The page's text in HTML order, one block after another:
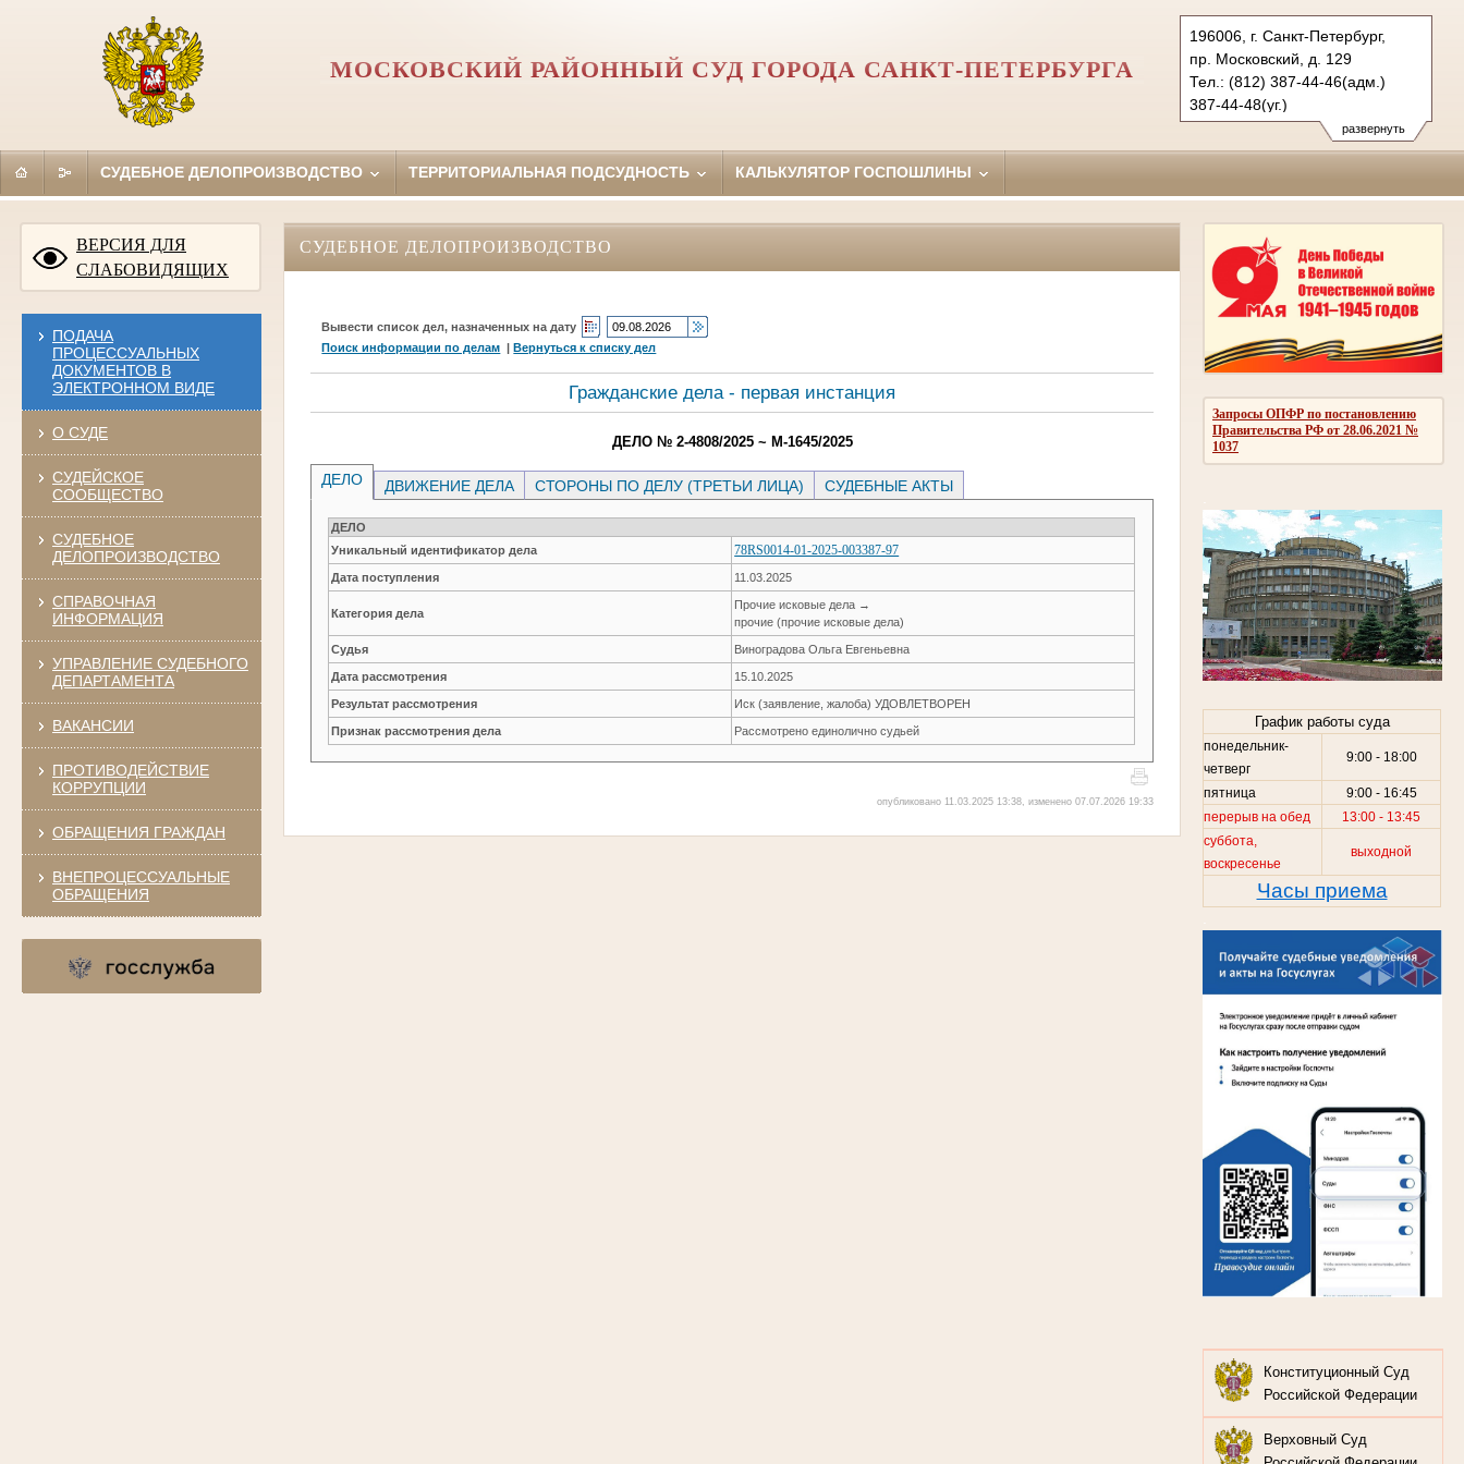
развернуть
196006, г. Санкт-Петербург,
пр. Московский, д. 129
Тел.: (812) 387-44-46(адм.)
387-44-48(уг.)
388-70-39(гр)
msk.spb@sudrf.ru
МОСКОВСКИЙ РАЙОННЫЙ СУД ГОРОДА САНКТ-ПЕТЕРБУРГА
СУДЕБНОЕ ДЕЛОПРОИЗВОДСТВО ТЕРРИТОРИАЛЬНАЯ ПОДСУДНОСТЬ КАЛЬКУЛЯТОР ГОСПОШЛИНЫ
ВЕРСИЯ ДЛЯ
СЛАБОВИДЯЩИХ
ПОДАЧА
ПРОЦЕССУАЛЬНЫХ
ДОКУМЕНТОВ В
ЭЛЕКТРОННОМ ВИДЕ
О СУДЕ
СУДЕЙСКОЕ
СООБЩЕСТВО
СУДЕБНОЕ
ДЕЛОПРОИЗВОДСТВО
СПРАВОЧНАЯ
ИНФОРМАЦИЯ
УПРАВЛЕНИЕ СУДЕБНОГО
ДЕПАРТАМЕНТА
ВАКАНСИИ
ПРОТИВОДЕЙСТВИЕ
КОРРУПЦИИ
ОБРАЩЕНИЯ ГРАЖДАН
ВНЕПРОЦЕССУАЛЬНЫЕ
ОБРАЩЕНИЯ
Запросы ОПФР по постановлению
Правительства РФ от 28.06.2021 №
1037
График работы суда
понедельник-
четверг
9:00 - 18:00
пятница
9:00 - 16:45
перерыв на обед
13:00 - 13:45
суббота,
воскресенье
выходной
Часы приема
Конституционный Суд
Российской Федерации
Верховный Суд
СУДЕБНОЕ ДЕЛОПРОИЗВОДСТВО
Вывести список дел, назначенных на дату
Поиск информации по делам |Вернуться к списку дел
Гражданские дела - первая инстанция
ДЕЛО № 2-4808/2025 ~ М-1645/2025
ДЕЛО ДВИЖЕНИЕ ДЕЛА СТОРОНЫ ПО ДЕЛУ (ТРЕТЬИ ЛИЦА) СУДЕБНЫЕ АКТЫ
ДЕЛО
Уникальный идентификатор дела
78RS0014-01-2025-003387-97
Дата поступления 11.03.2025
Категория дела
Прочие исковые дела →
прочие (прочие исковые дела)
Судья Виноградова Ольга Евгеньевна
Дата рассмотрения 15.10.2025
Результат рассмотрения Иск (заявление, жалоба) УДОВЛЕТВОРЕН
Признак рассмотрения дела Рассмотрено единолично судьей
опубликовано 11.03.2025 13:38, изменено 07.07.2026 19:33